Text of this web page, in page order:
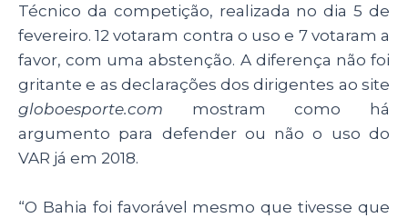
Técnico da competição, realizada no dia 5 de
fevereiro. 12 votaram contra o uso e 7 votaram a
favor, com uma abstenção. A diferença não foi
gritante e as declarações dos dirigentes ao site
globoesporte.com mostram como há
argumento para defender ou não o uso do
VAR já em 2018.
“O Bahia foi favorável mesmo que tivesse que